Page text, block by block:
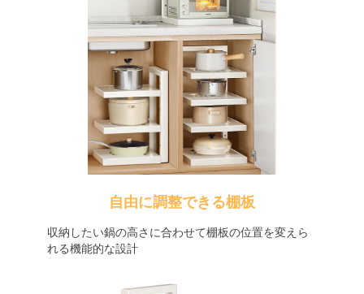
自由に調整できる棚板
収納したい鍋の高さに合わせて棚板の位置を変えら
れる機能的な設計